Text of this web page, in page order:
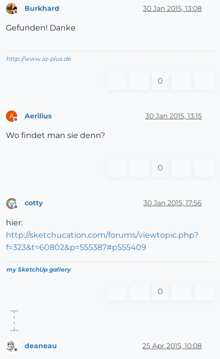
Burkhard 30 Jan 2015, 13:08
Gefunden! Danke
http://www.ia-plus.de
0
A Aerilius 30 Jan 2015, 13:15
Wo findet man sie denn?
0
Offline
cotty 30 Jan 2015, 17:56
hier:
http://sketchucation.com/forums/viewtopic.php?
f=323&t=60802&p=555387#p555409
my SketchUp gallery
0
deaneau 25 Apr 2015, 10:08